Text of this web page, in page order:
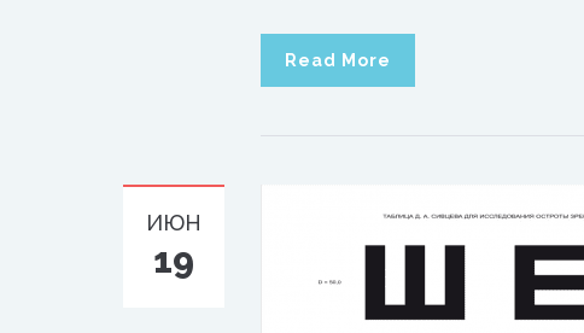
Read More
ИЮН
19